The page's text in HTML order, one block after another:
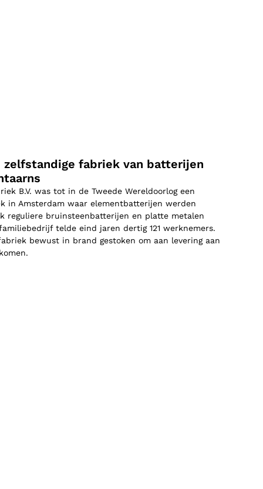
zelfstandige fabriek van batterijen
B.V. was tot in de Tweede Wereldoorlog een
in Amsterdam waar elementbatterijen werden
reguliere bruinsteenbatterijen en platte metalen
telde eind jaren dertig 121 werknemers.
bewust in brand gestoken om aan levering aan